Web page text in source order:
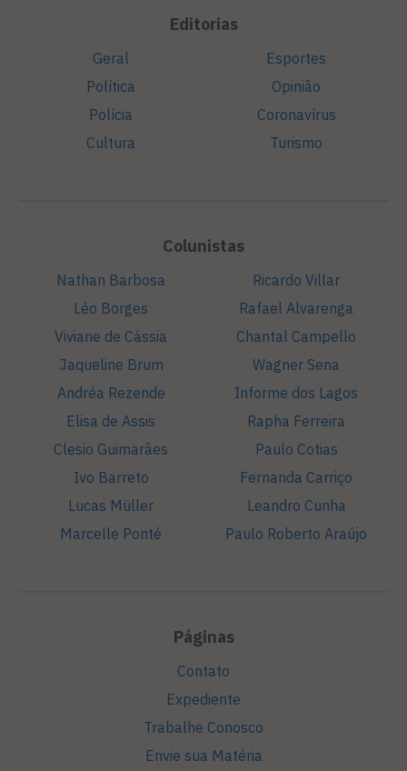
Editorias
Geral
Política
Polícia
Cultura
Esportes
Opinião
Coronavírus
Turismo
Colunistas
Nathan Barbosa
Léo Borges
Viviane de Cássia
Jaqueline Brum
Andréa Rezende
Elisa de Assis
Clesio Guimarães
Ivo Barreto
Lucas Müller
Marcelle Ponté
Ricardo Villar
Rafael Alvarenga
Chantal Campello
Wagner Sena
Informe dos Lagos
Rapha Ferreira
Paulo Cotias
Fernanda Carriço
Leandro Cunha
Paulo Roberto Araújo
Páginas
Contato
Expediente
Trabalhe Conosco
Envie sua Matéria